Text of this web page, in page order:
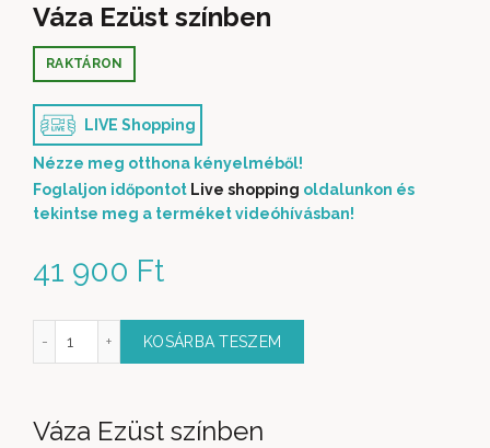
Váza Ezüst színben
41 900 Ft
RAKTÁRON
LIVE Shopping
Nézze meg otthona kényelméből!
Foglaljon időpontot Live shopping oldalunkon és
tekintse meg a terméket videóhívásban!
Ezüst színben mennyiség
KOSÁRBA TESZEM
Váza Ezüst színben